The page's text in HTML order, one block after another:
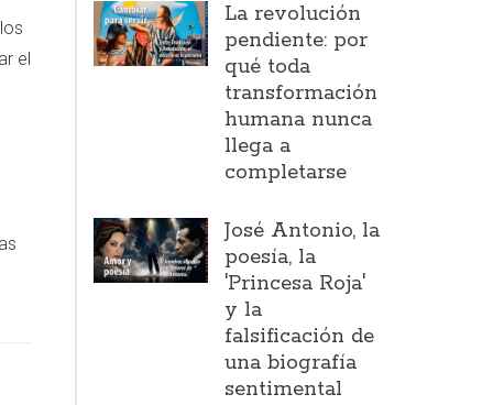
el
La revolución
pendiente: por
qué toda
transformación
humana nunca
llega a
completarse
José Antonio, la
poesía, la
'Princesa Roja'
y la
falsificación de
una biografía
sentimental